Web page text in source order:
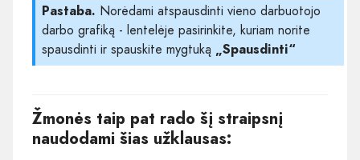
Pastaba. Norėdami atspausdinti vieno darbuotojo
darbo grafiką - lentelėje pasirinkite, kuriam norite
spausdinti ir spauskite mygtuką „Spausdinti“
Žmonės taip pat rado šį straipsnį
naudodami šias užklausas: